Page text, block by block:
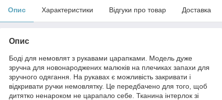
Опис Характеристики Відгуки про товар Доставка
Опис
Боді для немовлят з рукавами царапками. Модель дуже
зручна для новонароджених малюків на плечиках запахи для
зручного одягання. На рукавах є можливість закривати і
відкривати ручки немовлятку. Це передбачено для того, щоб
дитятко ненароком не царапало себе. Тканина інтерлок зі